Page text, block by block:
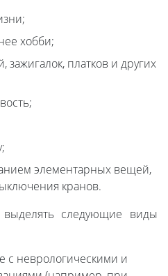
хобби;
зажигалок, платков и других
элементарных вещей,
кранов.
следующие виды
с неврологическими и